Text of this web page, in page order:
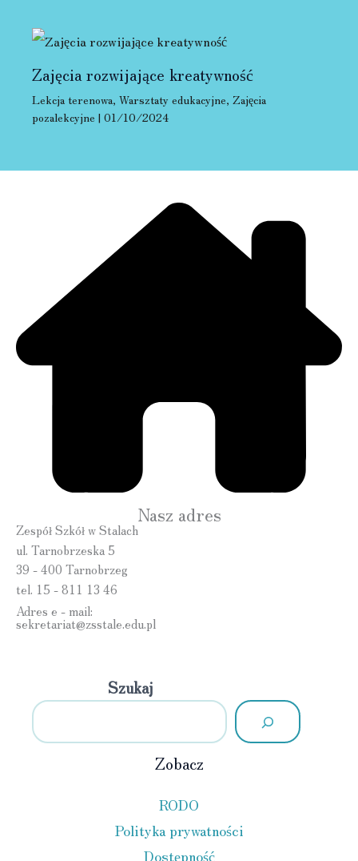
Zajęcia rozwijające kreatywność
Lekcja terenowa, Warsztaty edukacyjne, Zajęcia
pozalekcyjne | 01/10/2024
Nasz adres
Zespół Szkół w Stalach
ul. Tarnobrzeska 5
39 - 400 Tarnobrzeg
tel. 15 - 811 13 46
Adres e - mail:
sekretariat@zsstale.edu.pl
Szukaj
Zobacz
RODO
Polityka prywatności
Dostępność